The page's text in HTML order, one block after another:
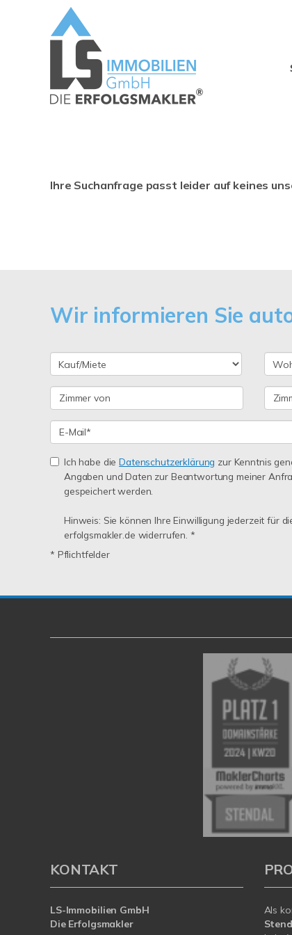
Ihre Suchanfrage passt leider auf keines
Wir informieren Sie
Ich habe dieDatenschutzerklärung zur Kenntnis
Angaben und Daten zur Beantwortung meiner
gespeichert werden.
Hinweis: Sie können Ihre Einwilligung jederzeit für
erfolgsmakler.de widerrufen. *
* Pflichtfelder
KONTAKT
LS-Immobilien GmbH
Die Erfolgsmakler
Als